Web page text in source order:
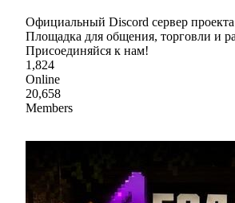
Официальный Discord сервер
Площадка для общения, торговли и
Присоединяйся к нам!
1,824
Online
20,658
Members